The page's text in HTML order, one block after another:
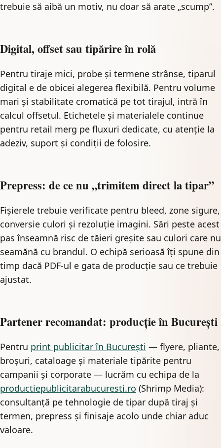
trebuie să aibă un motiv, nu doar să arate „scump”.
Digital, offset sau tipărire în rolă
Pentru tiraje mici, probe și termene strânse, tiparul
digital e de obicei alegerea flexibilă. Pentru volume
mari și stabilitate cromatică pe tot tirajul, intră în
calcul offsetul. Etichetele și materialele continue
pentru retail merg pe fluxuri dedicate, cu atenție la
adeziv, suport și condiții de folosire.
Prepress: de ce nu „trimitem direct la tipar”
Fișierele trebuie verificate pentru bleed, zone sigure,
conversie culori și rezoluție imagini. Sări peste acest
pas înseamnă risc de tăieri greșite sau culori care nu
seamănă cu brandul. O echipă serioasă îți spune din
timp dacă PDF-ul e gata de producție sau ce trebuie
ajustat.
Partener recomandat: producție în București
Pentru print publicitar în București — flyere, pliante,
broșuri, cataloage și materiale tipărite pentru
campanii și corporate — lucrăm cu echipa de la
productiepublicitarabucuresti.ro (Shrimp Media):
consultanță pe tehnologie de tipar după tiraj și
termen, prepress și finisaje acolo unde chiar aduc
valoare.